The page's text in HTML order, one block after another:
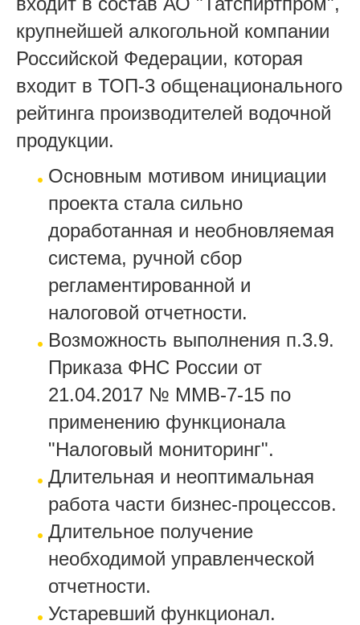
крупнейшей алкогольной компании
Российской Федерации, которая
входит в ТОП-3 общенационального
рейтинга производителей водочной
продукции.
Основным мотивом инициации
проекта стала сильно
доработанная и необновляемая
система, ручной сбор
регламентированной и
налоговой отчетности.
Возможность выполнения п.3.9.
Приказа ФНС России от
21.04.2017 № ММВ-7-15 по
применению функционала
"Налоговый мониторинг".
Длительная и неоптимальная
работа части бизнес-процессов.
Длительное получение
необходимой управленческой
отчетности.
Устаревший функционал.